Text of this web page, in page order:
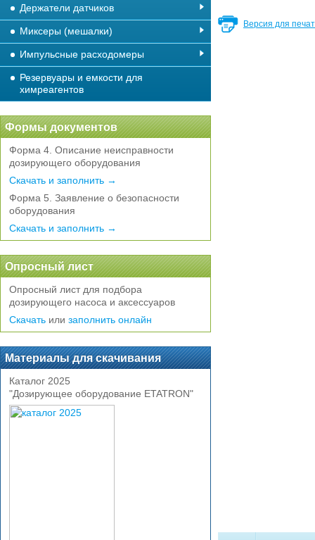
Версия для
Держатели датчиков
Миксеры (мешалки)
Импульсные расходомеры
Резервуары и емкости для
химреагентов
Формы документов
Форма 4. Описание неисправности
дозирующего оборудования
Скачать и заполнить →
Форма 5. Заявление о безопасности
оборудования
Скачать и заполнить →
Опросный лист
Опросный лист для подбора
дозирующего насоса и аксессуаров
Скачать или заполнить онлайн
Материалы для скачивания
Каталог 2025
"Дозирующее оборудование ETATRON"